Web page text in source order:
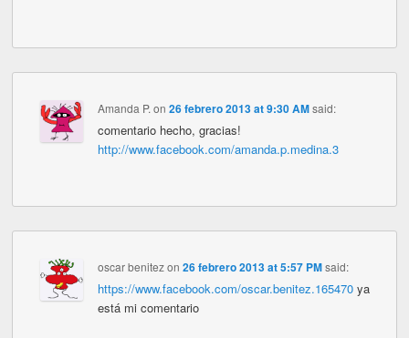
Amanda P. on 26 febrero 2013 at 9:30 AM said:
comentario hecho, gracias!
http://www.facebook.com/amanda.p.medina.3
oscar benitezon 26 febrero 2013 at 5:57 PM said:
https://www.facebook.com/oscar.benitez.165470ya
está mi comentario